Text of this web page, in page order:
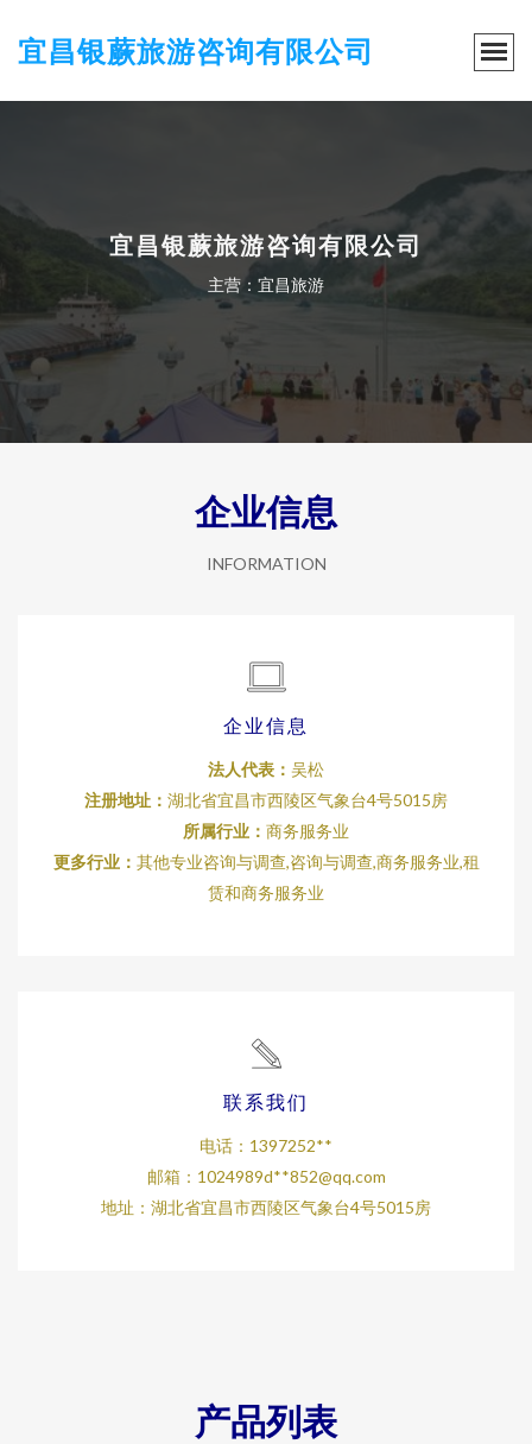
宜昌银蕨旅游咨询有限公司
宜昌银蕨旅游咨询有限公司
主营：宜昌旅游
企业信息
INFORMATION
企业信息
法人代表： 吴松
注册地址： 湖北省宜昌市西陵区气象台4号5015房
所属行业： 商务服务业
更多行业： 其他专业咨询与调查,咨询与调查,商务服务业,租
赁和商务服务业
联系我们
电话：1397252**
邮箱：1024989d**852@qq.com
地址：湖北省宜昌市西陵区气象台4号5015房
产品列表